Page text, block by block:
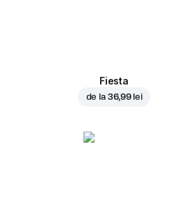
Fiesta
de la 36,99 lei